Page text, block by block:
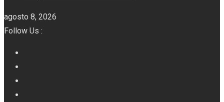
agosto 8, 2026
Follow Us :